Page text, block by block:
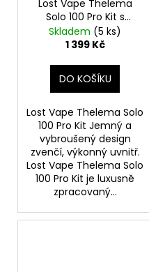
Lost Vape Thelema
Solo 100 Pro Kit s
Centaurus Sub Ohm
Tank V2 (Wavy Gold)
Skladem (5 ks)
1 399 Kč
DO KOŠÍKU
Lost Vape Thelema Solo
100 Pro Kit Jemný a
vybroušený design
zvenčí, výkonný uvnitř.
Lost Vape Thelema Solo
100 Pro Kit je luxusně
zpracovaný...